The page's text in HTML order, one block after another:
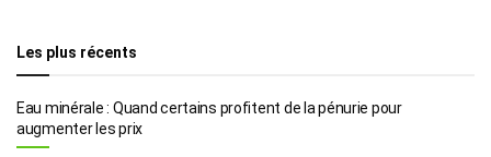
Les plus récents
Eau minérale : Quand certains profitent de la pénurie pour
augmenter les prix